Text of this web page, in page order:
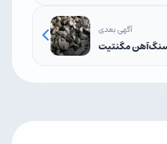
آگهی بعدی
مگنتیت